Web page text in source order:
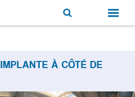
À CÔTÉ DE